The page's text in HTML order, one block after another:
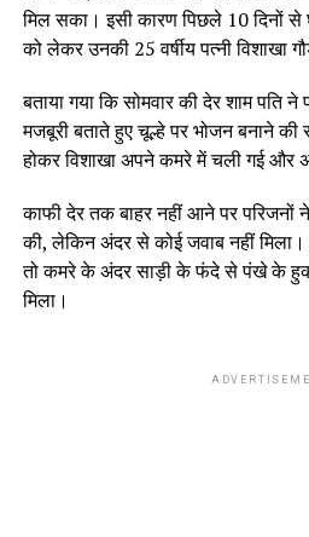
मिल सका। इसी कारण पिछले 10 दिनों
को लेकर उनकी 25 वर्षीय पत्नी विशाखा
बताया गया कि सोमवार की देर शाम पति
मजबूरी बताते हुए चूल्हे पर भोजन बनाने
होकर विशाखा अपने कमरे में चली गई और
काफी देर तक बाहर नहीं आने पर परिजनों
की, लेकिन अंदर से कोई जवाब नहीं मिला।
तो कमरे के अंदर साड़ी के फंदे से पंखे के
मिला।